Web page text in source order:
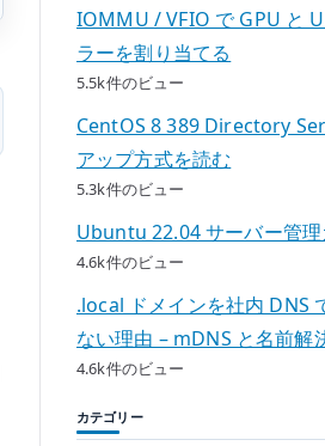
IOMMU / VFIO で GPU と
ラーを割り当てる
5.5k件のビュー
CentOS 8 389 Directory
アップ方式を読む
5.3k件のビュー
Ubuntu 22.04 サーバー管理
4.6k件のビュー
.local ドメインを社内 DNS
ない理由 – mDNS と名前解
4.6k件のビュー
カテゴリー